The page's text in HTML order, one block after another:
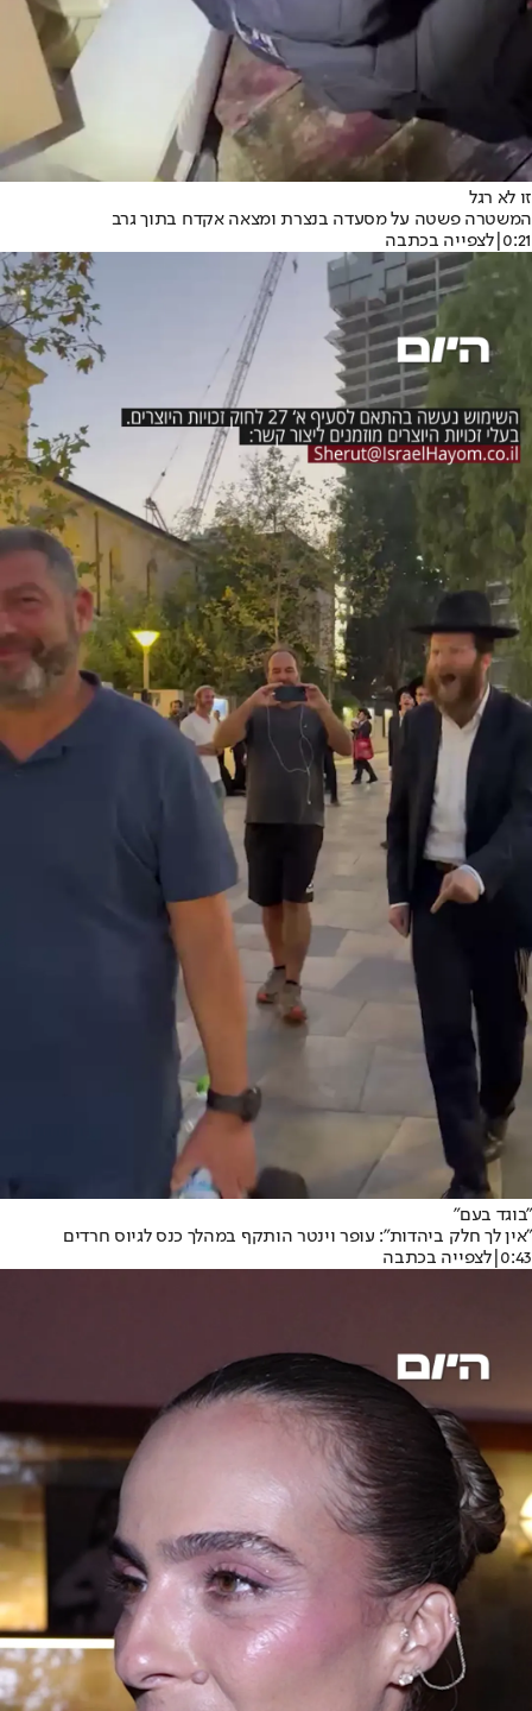
זו לא רגל
המשטרה פשטה על מסעדה בנצרת ומצאה אקדח בתוך גרב
0:21
|לצפייה בכתבה
"בוגד בעם"
"אין לך חלק ביהדות": עופר וינטר הותקף במהלך כנס לגיוס חרדים
0:43
|לצפייה בכתבה